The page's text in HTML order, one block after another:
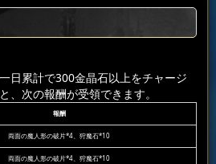
日累計で300金晶石以上をチャージ
、次の報酬が受領できます。
報酬
両面の魔人形の破片*4、狩魔石*10
両面の魔人形の破片*4、狩魔石*10